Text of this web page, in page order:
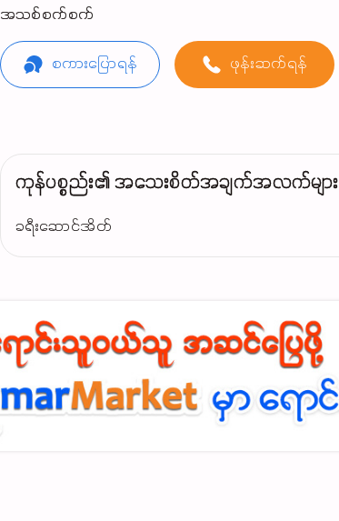
အသစ်စက်စက်
စကားပြောရန် ဖုန်းဆက်ရန်
ကုန်ပစ္စည်း၏ အသေးစိတ်အချက်အလက်များ
ခရီးဆောင်အိတ်